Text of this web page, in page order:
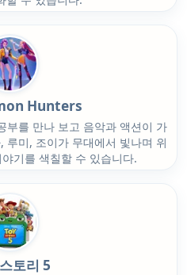
Hunters
를 만나 보고 음악과 액션이 가
루미, 조이가 무대에서 빛나며 위
기를 색칠할 수 있습니다.
토리 5